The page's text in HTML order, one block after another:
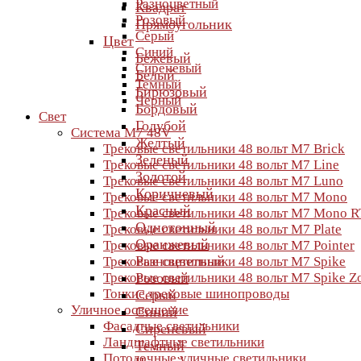
Разноцветный
Розовый
Серый
Синий
Сиреневый
Темный
Черный
Свет
Система M7 48V
Трековые светильники 48 вольт M7 Brick
Трековые светильники 48 вольт M7 Line
Трековые светильники 48 вольт M7 Luno
Трековые светильники 48 вольт M7 Mono
Трековые светильники 48 вольт M7 Mono
Трековые светильники 48 вольт M7 Plate
Трековые светильники 48 вольт M7 Pointer
Трековые светильники 48 вольт M7 Spike
Трековые светильники 48 вольт M7 Spike
Тонкие трековые шинопроводы
Уличное освещение
Фасадные светильники
Ландшафтные светильники
Квадрат
Прямоугольник
Цвет
Бежевый
Белый
Бирюзовый
Бордовый
Голубой
Желтый
Зеленый
Золотой
Коричневый
Красный
Однотонный
Оранжевый
Разноцветный
Розовый
Серый
Синий
Сиреневый
Темный